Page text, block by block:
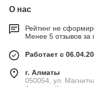
О нас
Рейтинг не
Менее 5 отзывов за
Работает с
г. Алматы
050054, ул.